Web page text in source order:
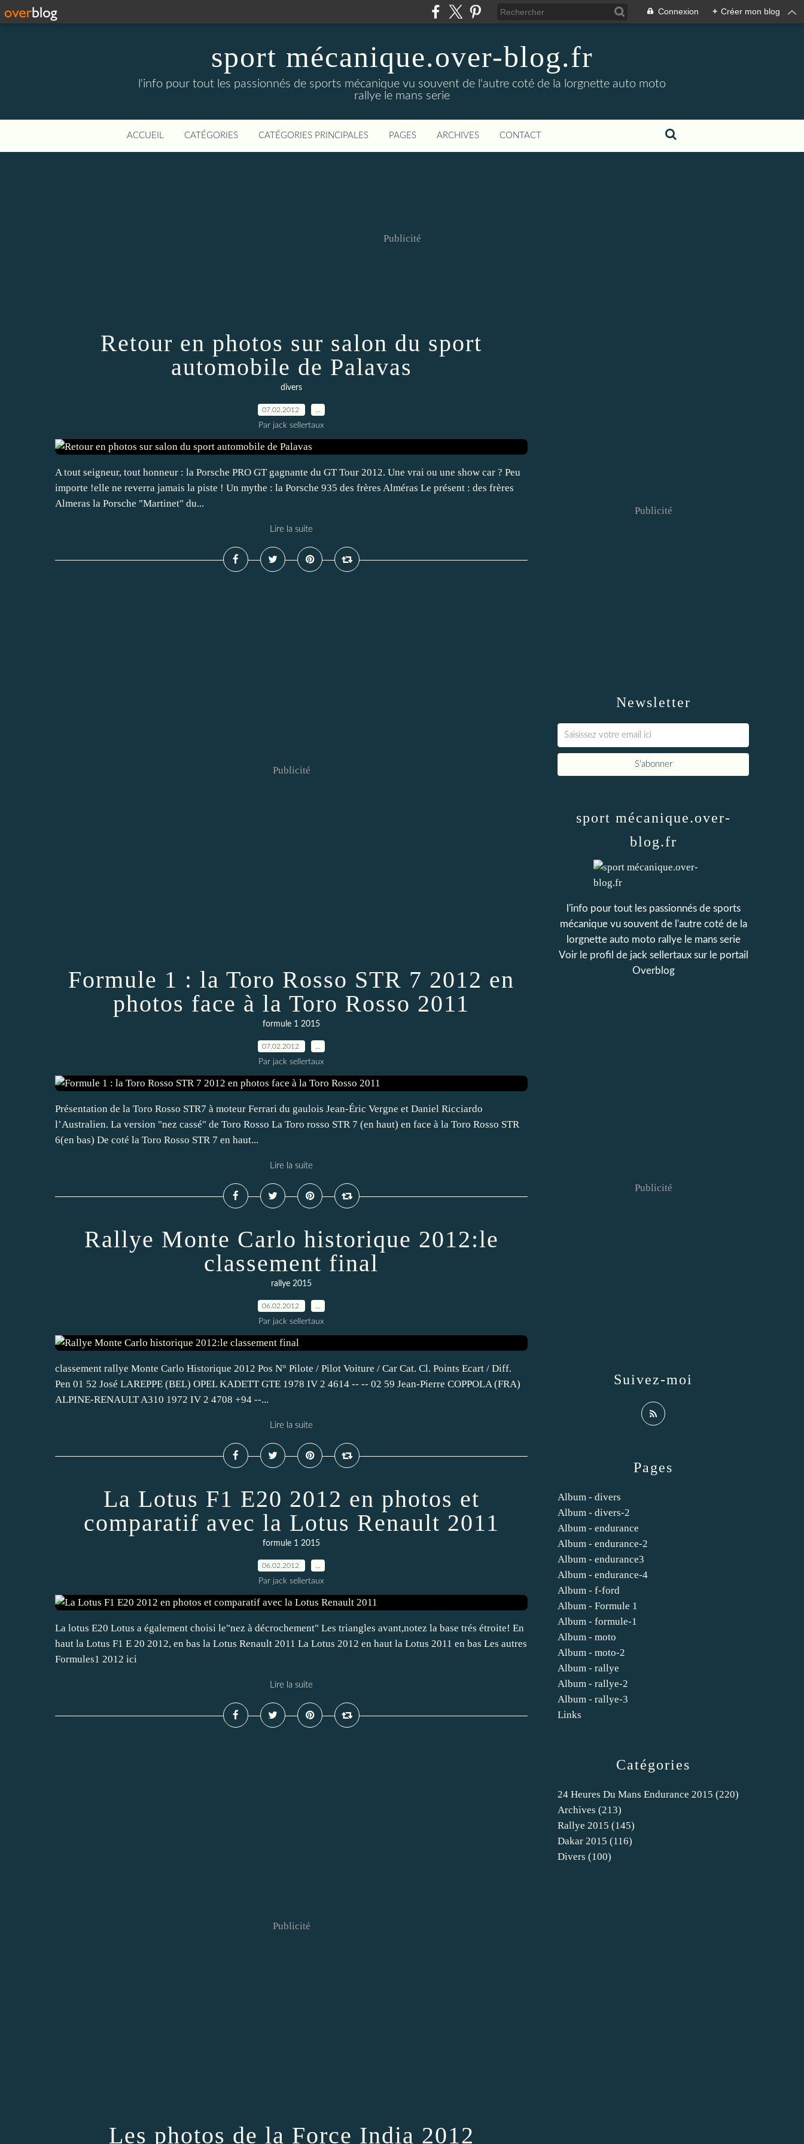
Connexion + Créer mon blog
sport mécanique.over-blog.fr
l'info pour tout les passionnés de sports mécanique vu souvent de l'autre coté de la lorgnette auto moto
rallye le mans serie
ACCUEIL CATÉGORIES CATÉGORIES PRINCIPALES PAGES ARCHIVES CONTACT
Publicité
Retour en photos sur salon du sport
automobile de Palavas
divers
07.02.2012
Par jack sellertaux
A tout seigneur, tout honneur : la Porsche PRO GT gagnante du GT Tour 2012. Une vrai ou une show car ? Peu
importe !elle ne reverra jamais la piste ! Un mythe : la Porsche 935 des frères Alméras Le présent : des frères
Almeras la Porsche "Martinet" du...
Lire la suite
Publicité
Formule 1 : la Toro Rosso STR 7 2012 en
photos face à la Toro Rosso 2011
formule 1 2015
07.02.2012
Par jack sellertaux
Présentation de la Toro Rosso STR7 à moteur Ferrari du gaulois Jean-Éric Vergne et Daniel Ricciardo
l’Australien. La version "nez cassé" de Toro Rosso La Toro rosso STR 7 (en haut) en face à la Toro Rosso STR
6(en bas) De coté la Toro Rosso STR 7 en haut...
Lire la suite
Rallye Monte Carlo historique 2012:le
classement final
rallye 2015
06.02.2012
Par jack sellertaux
classement rallye Monte Carlo Historique 2012 Pos N° Pilote / Pilot Voiture / Car Cat. Cl. Points Ecart / Diff.
Pen 01 52 José LAREPPE (BEL) OPEL KADETT GTE 1978 IV 2 4614 -- -- 02 59 Jean-Pierre COPPOLA (FRA)
ALPINE-RENAULT A310 1972 IV 2 4708 +94 --...
Lire la suite
La Lotus F1 E20 2012 en photos et
comparatif avec la Lotus Renault 2011
formule 1 2015
06.02.2012
Par jack sellertaux
La lotus E20 Lotus a également choisi le"nez à décrochement" Les triangles avant,notez la base trés étroite! En
haut la Lotus F1 E 20 2012, en bas la Lotus Renault 2011 La Lotus 2012 en haut la Lotus 2011 en bas Les autres
Formules1 2012 ici
Lire la suite
Publicité
Les photos de la Force India 2012
Newsletter
Publicité
Catégories
24 Heures Du Mans Endurance 2015 (220)
Archives (213)
Rallye 2015 (145)
Dakar 2015 (116)
Divers (100)
Pages
Album - divers
Album - divers-2
Album - endurance
Album - endurance-2
Album - endurance3
Album - endurance-4
Album - f-ford
Album - Formule 1
Album - formule-1
Album - moto
Album - moto-2
Album - rallye
Album - rallye-2
Album - rallye-3
Links
sport mécanique.over-
blog.fr
l'info pour tout les passionnés de sports
mécanique vu souvent de l'autre coté de la
lorgnette auto moto rallye le mans serie
Voir le profil de jack sellertauxsur le portail
Overblog
Suivez-moi
Publicité